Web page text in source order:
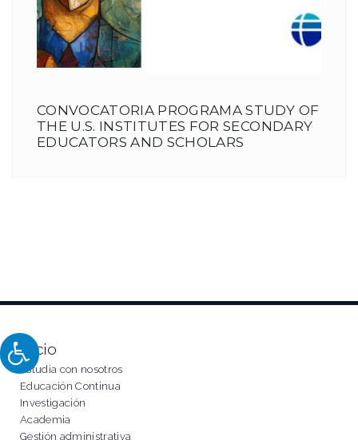
CONVOCATORIA PROGRAMA STUDY OF
THE U.S. INSTITUTES FOR SECONDARY
EDUCATORS AND SCHOLARS
Inicio
Estudia con nosotros
Educación Continua
Investigación
Academia
Gestión administrativa